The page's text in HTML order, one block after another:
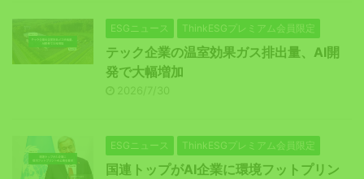
ESGニュース ThinkESGプレミアム会員限定
テック企業の温室効果ガス排出量、AI開
発で大幅増加
2026/7/30
ESGニュース ThinkESGプレミアム会員限定
国連トップがAI企業に環境フットプリン